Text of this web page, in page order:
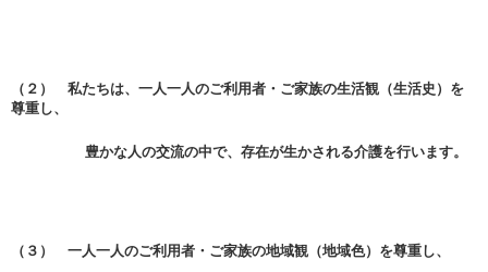
（２） 私たちは、一人一人のご利用者・ご家族の生活観（生活史）を
尊重し、
豊かな人の交流の中で、存在が生かされる介護を行います。
（３） 一人一人のご利用者・ご家族の地域観（地域色）を尊重し、